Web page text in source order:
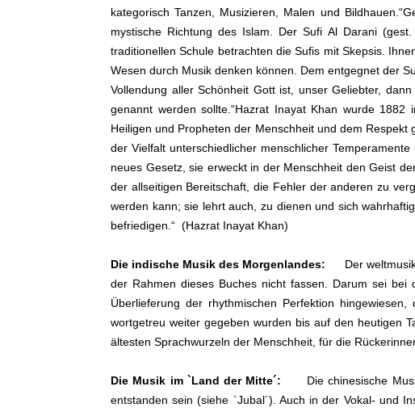
kategorisch Tanzen, Musizieren, Malen und
mystische Richtung des Islam. Der Sufi Al Darani
traditionellen Schule betrachten die Sufis mit Skepsis.
Wesen durch Musik denken können. Dem entgegnet der
Vollendung aller Schönheit Gott ist, unser Geliebter,
genannt werden sollte.“Hazrat Inayat Khan wurde
Heiligen und Propheten der Menschheit und dem
der Vielfalt unterschiedlicher menschlicher
neues Gesetz, sie erweckt in der Menschheit den Geist
der allseitigen Bereitschaft, die Fehler der anderen zu
werden kann; sie lehrt auch, zu dienen und sich
befriedigen.“ (Hazrat Inayat Khan)
Die indische Musik des Morgenlandes: Der
der Rahmen dieses Buches nicht fassen. Darum sei
Überlieferung der rhythmischen Perfektion
wortgetreu weiter gegeben wurden bis auf den heutigen
ältesten Sprachwurzeln der Menschheit, für die
Die Musik im `Land der Mitte´: Die chinesische
entstanden sein (siehe `Jubal´). Auch in der Vokal- und